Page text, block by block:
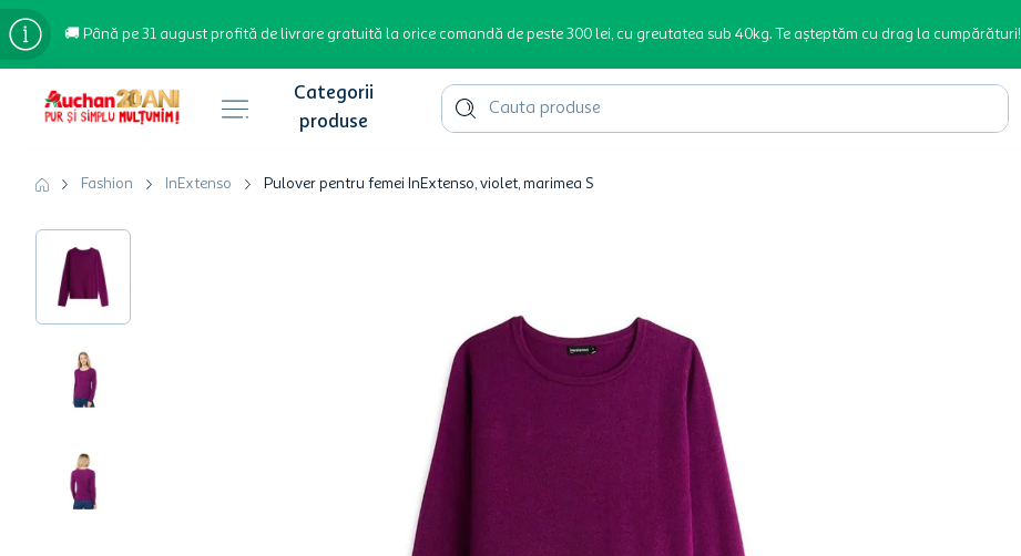
🚚 Până pe 31 august profită de livrare gratuită la orice comandă de peste 300 lei, cu greutatea sub 40kg. Te așteptăm cu drag la cumpărături!
Cauta produse
Fashion InExtenso Pulover pentru femei InExtenso, violet, marimea S